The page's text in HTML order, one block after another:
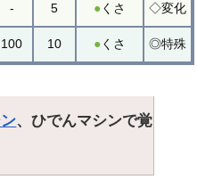
- 5 ●くさ ◇変化
100 10 ●くさ ◎特殊
、ひでんマシンで覚